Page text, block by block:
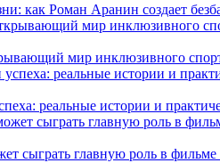
как Роман Аранин создает
мир инклюзивного
реальные истории и
сыграть главную роль в